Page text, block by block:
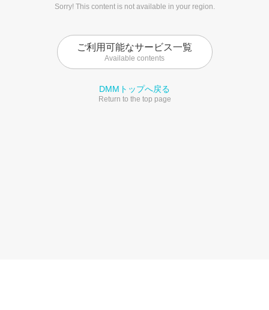
Sorry! This content is not available in your region.
ご利用可能なサービス一覧
Available contents
DMMトップへ戻る
Return to the top page